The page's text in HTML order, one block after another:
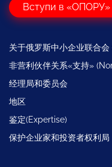
Вступи в «ОПОРУ»
关于俄罗斯中小企业联合会
非营利伙伴关系«支持»
经理局和委员会
地区
鉴定(Expertise)
保护企业家和投资者权利局